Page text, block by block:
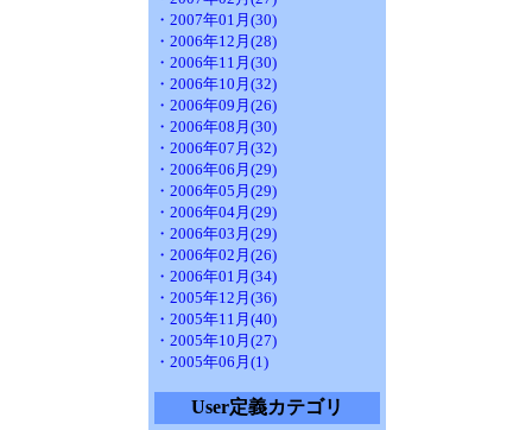
・2007年01月(30)
・2006年12月(28)
・2006年11月(30)
・2006年10月(32)
・2006年09月(26)
・2006年08月(30)
・2006年07月(32)
・2006年06月(29)
・2006年05月(29)
・2006年04月(29)
・2006年03月(29)
・2006年02月(26)
・2006年01月(34)
・2005年12月(36)
・2005年11月(40)
・2005年10月(27)
・2005年06月(1)
User定義カテゴリ